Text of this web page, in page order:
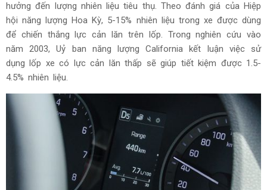
hưởng đến lượng nhiên liệu tiêu thụ. Theo đánh giá của Hiệp
hội năng lượng Hoa Kỳ, 5-15% nhiên liệu trong xe được dùng
để chiến thắng lực cản lăn trên lốp. Trong nghiên cứu vào
năm 2003, Uỷ ban năng lượng California kết luận việc sử
dụng lốp xe có lực cản lăn thấp sẽ giúp tiết kiệm được 1.5-
4.5% nhiên liệu.